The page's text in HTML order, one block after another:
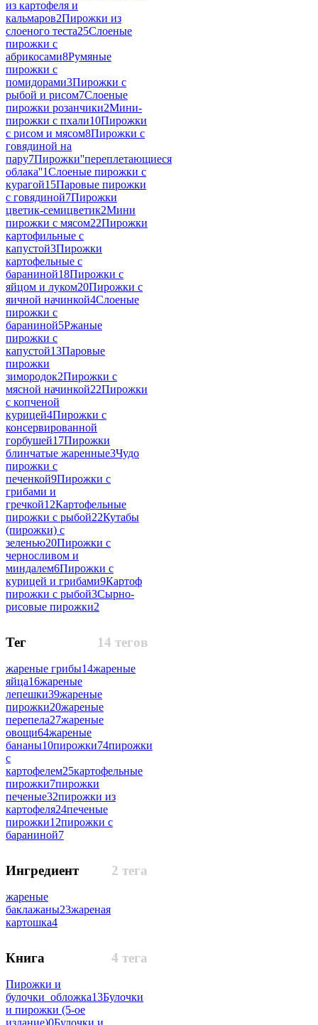
из картофеля и
кальмаров2Пирожки из
слоеного теста25Слоеные
пирожки с
абрикосами8Румяные
пирожки с
помидорами3Пирожки с
рыбой и рисом7Слоеные
пирожки розанчики2Мини-
пирожки с пхали10Пирожки
с рисом и мясом8Пирожки с
говядиной на
пару7Пирожки''переплетающиеся
облака''1Слоеные пирожки с
курагой15Паровые пирожки
с говядиной7Пирожки
цветик-семицветик2Мини
пирожки с мясом22Пирожки
картофильные с
капустой3Пирожки
картофельные с
бараниной18Пирожки с
яйцом и луком20Пирожки с
яичной начинкой4Слоеные
пирожки с
бараниной5Ржаные
пирожки с
капустой13Паровые
пирожки
зимородок2Пирожки с
мясной начинкой22Пирожки
с копченой
курицей4Пирожки с
консервированной
горбушей17Пирожки
блинчатые жаренные3Чудо
пирожки с
печенкой9Пирожки с
грибами и
гречкой12Картофельные
пирожки с рыбой22Кутабы
(пирожки) с
зеленью20Пирожки с
черносливом и
миндалем6Пирожки с
курицей и грибами9Картоф
пирожки с рыбой3Сырно-
рисовые пирожки2
14 тегов
Тег
жареные грибы14жареные
яйца16жареные
лепешки39жареные
пирожки20жареные
перепела27жареные
овощи64жареные
бананы10пирожки74пирожки
с
картофелем25картофельные
пирожки7пирожки
печеные32пирожки из
картофеля24печеные
пирожки12пирожки с
бараниной7
2 тега
Ингредиент
жареные
баклажаны23жареная
картошка4
4 тега
Книга
Пирожки и
булочки_обложка13Булочки
и пирожки (5-ое
издание)0Булочки и